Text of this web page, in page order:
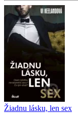
Žiadnu lásku, len sex